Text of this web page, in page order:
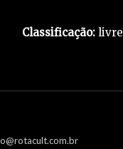
Classificação: livre